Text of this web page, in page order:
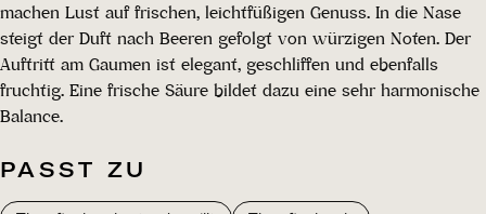
machen Lust auf frischen, leichtfüßigen Genuss. In die Nase
steigt der Duft nach Beeren gefolgt von würzigen Noten. Der
Auftritt am Gaumen ist elegant, geschliffen und ebenfalls
fruchtig. Eine frische Säure bildet dazu eine sehr harmonische
Balance.
PASST ZU